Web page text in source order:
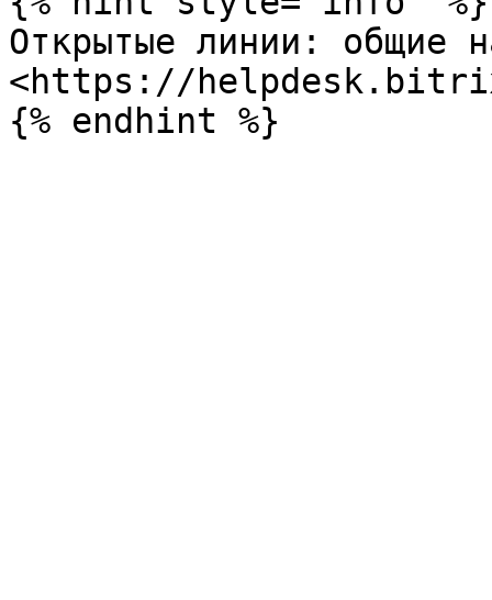
Открытые линии: общие
<https://